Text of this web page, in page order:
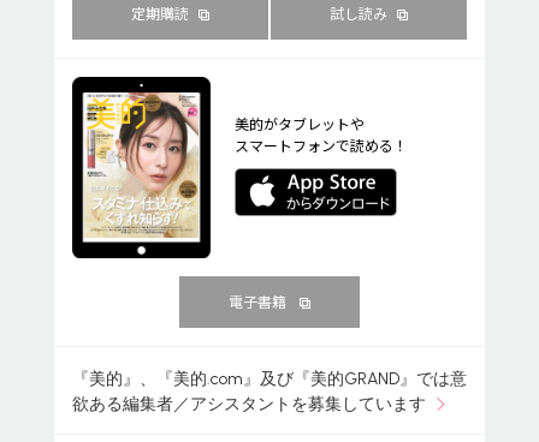
定期購読 試し読み
美的がタブレットや
スマートフォンで読める！
電子書籍
『美的』、『美的.com』及び『美的GRAND』では意
欲ある編集者／アシスタントを募集しています